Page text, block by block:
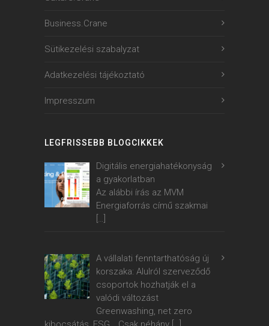
Business.Crane
Sütikezelési szabalyzat
Adatkezelési tájékoztató
Impresszum
LEGFRISSEBB BLOGCIKKEK
Digitális energiahatékonyság
a gyakorlatban
Az alábbi írás az MVM
Energiaforrás című szakmai
[…]
A vállalati fenntarthatóság új
korszaka: Alulról szerveződő
csoportok hozhatják el a
valódi változást
Greenwashing, net zero